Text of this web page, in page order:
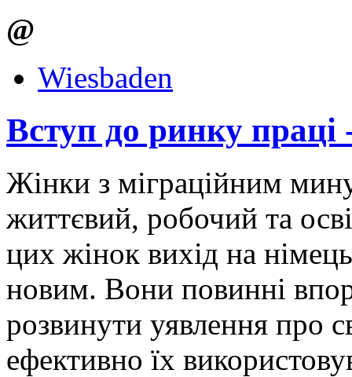
@
Wiesbaden
Вступ до ринку праці
Жінки з міграційним
життєвий, робочий та
цих жінок вихід на
новим. Вони повинні
розвинути уявлення про
ефективно їх